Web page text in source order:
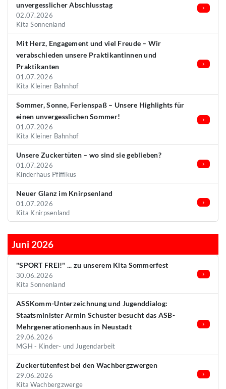
unvergesslicher Abschlusstag
02.07.2026
Kita Sonnenland
Mit Herz, Engagement und viel Freude – Wir
verabschieden unsere Praktikantinnen und
Praktikanten
01.07.2026
Kita Kleiner Bahnhof
Sommer, Sonne, Ferienspaß – Unsere Highlights für
einen unvergesslichen Sommer!
01.07.2026
Kita Kleiner Bahnhof
Unsere Zuckertüten – wo sind sie geblieben?
01.07.2026
Kinderhaus Pfiffikus
Neuer Glanz im Knirpsenland
01.07.2026
Kita Knirpsenland
Juni 2026
"SPORT FREI!" ... zu unserem Kita Sommerfest
30.06.2026
Kita Sonnenland
ASSKomm-Unterzeichnung und Jugenddialog:
Staatsminister Armin Schuster besucht das ASB-
Mehrgenerationenhaus in Neustadt
29.06.2026
MGH - Kinder- und Jugendarbeit
Zuckertütenfest bei den Wachbergzwergen
29.06.2026
Kita Wachbergzwerge